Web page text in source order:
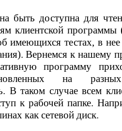
быть доступна для
клиентской программы
имеющихся тестах, в нее
Вернемся к нашему
программу
на
В таком случае всем
к рабочей папке.
как сетевой диск.